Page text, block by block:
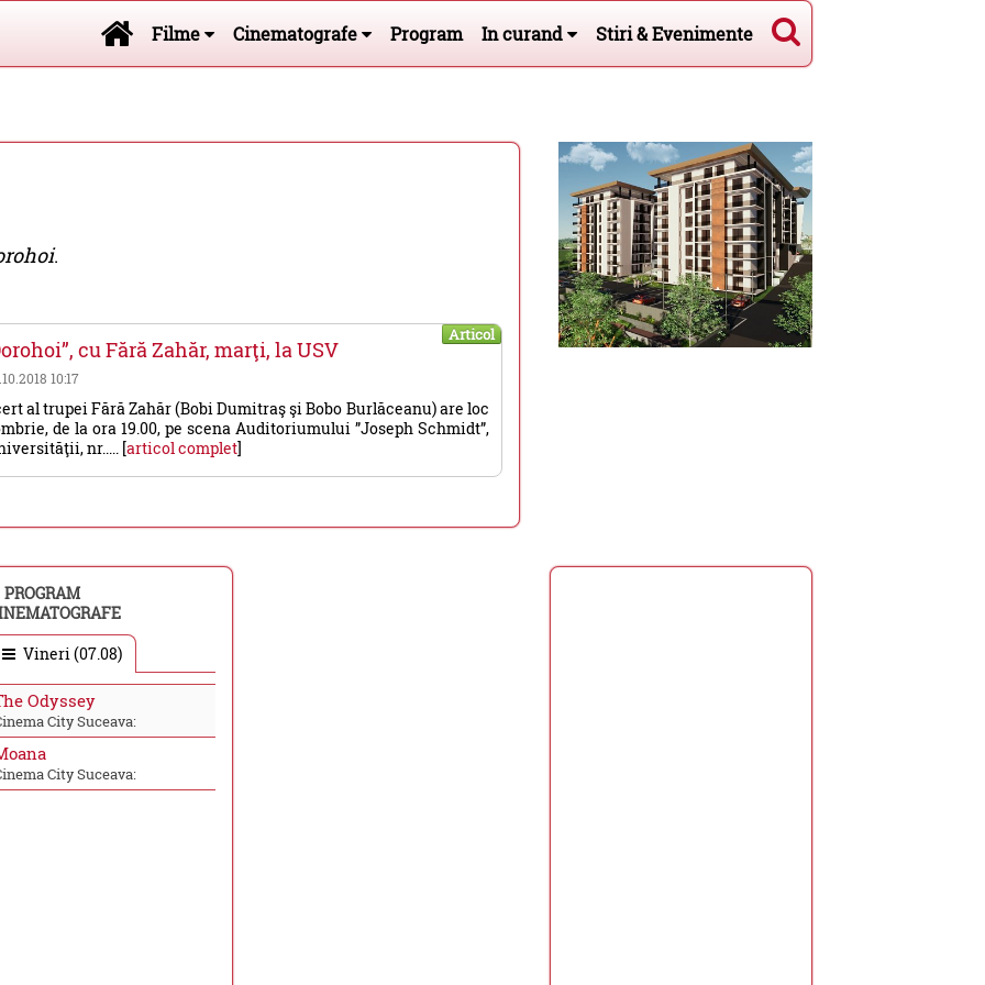
Filme Cinematografe Program In curand Stiri & Evenimente
.
Articol
cu Fără Zahăr, marţi, la USV
10:17
al trupei Fără Zahăr (Bobi Dumitraş şi Bobo Burlăceanu) are loc
de la ora 19.00, pe scena Auditoriumului ”Joseph Schmidt”,
nr..... [articol complet]
PROGRAM
Vineri (07.08)
Odyssey
City Suceava:
City Suceava: